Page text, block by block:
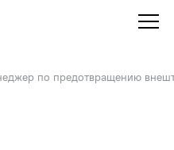
по предотвращению